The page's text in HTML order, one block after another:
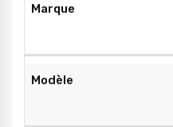
Marque
Modèle